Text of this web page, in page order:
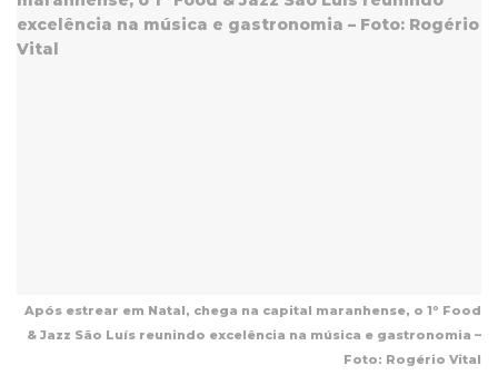
Após estrear em Natal, chega na capital maranhense, o 1º Food
& Jazz São Luís reunindo excelência na música e gastronomia –
Foto: Rogério Vital